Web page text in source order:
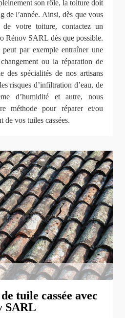
son rôle, la toiture doit
de l’année. Ainsi, dès que vous
de votre toiture, contactez un
Rénov SARL dès que possible.
par exemple entraîner une
ou la réparation de
des spécialités de nos artisans
risques d’infiltration d’eau, de
d’humidité et autre, nous
méthode pour réparer et/ou
de vos tuiles cassées.
tuile cassée avec
SARL